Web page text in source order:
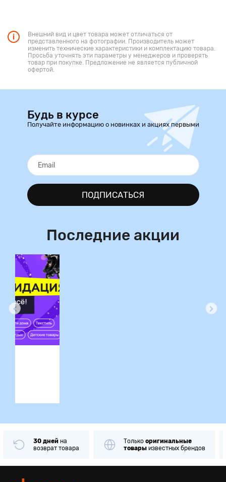
Внешний вид и цвет товара может отличаться от
представленного на фотографии. Производитель может
изменить технические характеристики и комплектацию товара.
Просьба уточнять эти параметры у менеджеров и проверять
товар при покупке. Предложение не является публичной
офертой.
Будь в курсе
Получайте информацию о новинках и акциях первыми
ПОДПИСАТЬСЯ
Последние акции
30 дней на
возврат товара
Только оригинальные
товары известных брендов